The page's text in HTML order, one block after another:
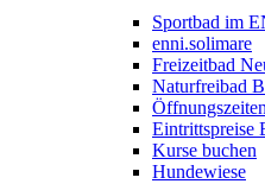
Sportbad im
enni.solimare
Freizeitbad
Naturfreibad
Eintrittspreise
Kurse buchen
Hundewiese